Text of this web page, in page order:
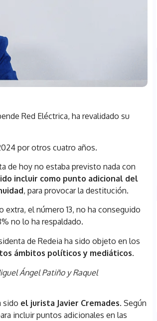
Red Eléctrica, ha revalidado su
por otros cuatro años.
de hoy no estaba previsto nada con
incluir como punto adicional del
, para provocar la destitución.
el número 13, no ha conseguido
no lo ha respaldado.
de Redeia ha sido objeto en los
ámbitos políticos y mediáticos.
Ángel Patiño y Raquel
sido el jurista Javier Cremades. Según
incluir puntos adicionales en las